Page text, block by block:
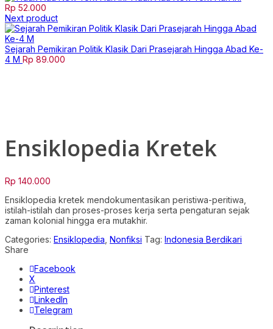
Rp 52.000
Next product
Sejarah Pemikiran Politik Klasik Dari Prasejarah Hingga Abad Ke-
4 M Rp 89.000
Ensiklopedia Kretek
Rp 140.000
Ensiklopedia kretek mendokumentasikan peristiwa-peritiwa,
istilah-istilah dan proses-proses kerja serta pengaturan sejak
zaman kolonial hingga era mutakhir.
Categories: Ensiklopedia Nonfiksi Tag: Indonesia Berdikari
Share
Facebook
X
Pinterest
LinkedIn
Telegram